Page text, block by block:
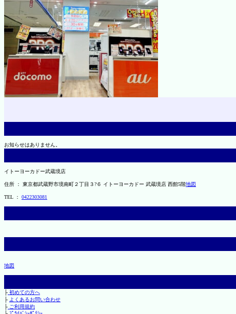
お知らせはありません。
イトーヨーカドー武蔵境店
住所 ： 東京都武蔵野市境南町２丁目３?６ イトーヨーカドー 武蔵境店 西館5階地図
TEL ： 0422303081
地図
├初めての方へ
├ よくあるお問い合わせ
├ご利用規約